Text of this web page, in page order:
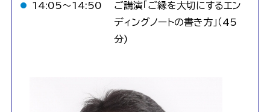
14:05〜14:50
ご講演「ご縁を大切にするエン
ディングノートの書き方」（45
分)